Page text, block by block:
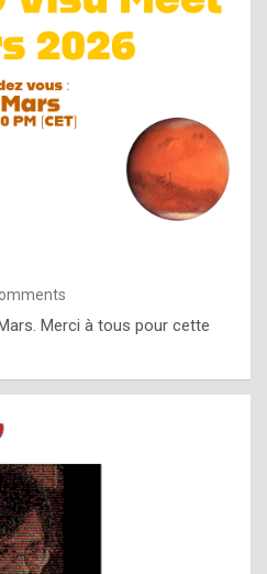
n
e
R
o
p
l
c
h
i
s
t
Merci à tous pour cette